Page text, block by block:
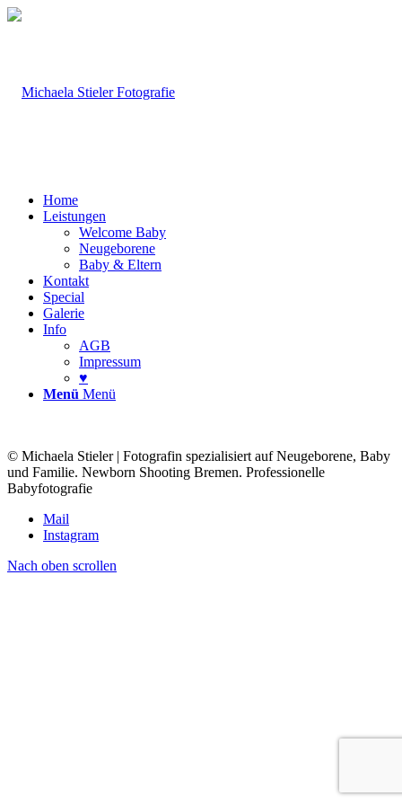
Home
Leistungen
Welcome Baby
Neugeborene
Baby & Eltern
Kontakt
Special
Galerie
Info
AGB
Impressum
♥
Menü Menü
© Michaela Stieler | Fotografin spezialisiert auf Neugeborene, Baby
und Familie. Newborn Shooting Bremen. Professionelle
Babyfotografie
Mail
Instagram
Nach oben scrollen